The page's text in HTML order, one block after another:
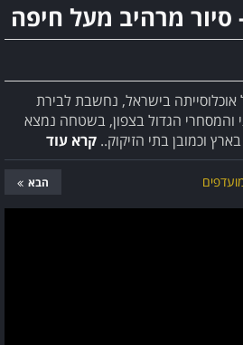
מרהיב מעל חיפה
בישראל, נחשבת לבירת
והמסחרי הגדול בצפון, בשטחה נמצא
וכמובן בתי הזיקוק.. קרא עוד
הבא